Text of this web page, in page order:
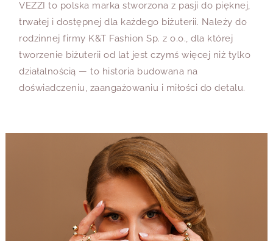
VEZZI to polska marka stworzona z pasji do pięknej,
trwałej i dostępnej dla każdego biżuterii. Należy do
rodzinnej firmy K&T Fashion Sp. z o.o., dla której
tworzenie biżuterii od lat jest czymś więcej niż tylko
działalnością — to historia budowana na
doświadczeniu, zaangażowaniu i miłości do detalu.